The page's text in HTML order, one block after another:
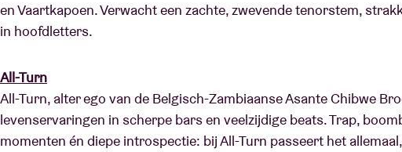
en Vaartkapoen. Verwacht een zachte, zwevende tenorstem,
in hoofdletters.
All-Turn
All-Turn, alter ego van de Belgisch-Zambiaanse Asante Chibwe
levenservaringen in scherpe bars en veelzijdige beats. Trap,
momenten én diepe introspectie: bij All-Turn passeert het